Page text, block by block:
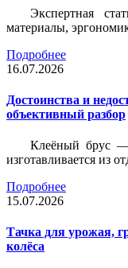
Экспертная
материалы,
Подробнее
16.07.2026
Достоинства и
объективный разбор
Клеёный брус —
изготавливается из
Подробнее
15.07.2026
Тачка для урожая,
колёса